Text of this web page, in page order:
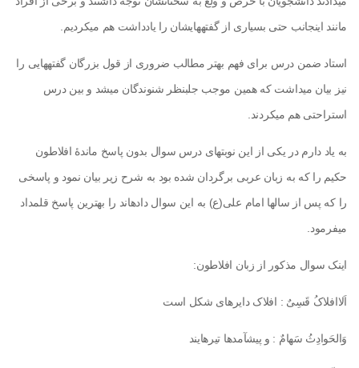
مانند اینجانب حتی بسیاری از گفته­هایشان را یادداشت هم می­کردیم.
استاد ضمن درس برای فهم بهتر مطالب ضروری از قول بزرگان گفته­هایی را
نیز بیان می­داشت که همین موجب جلب­نظر شنوندگان می­شد و بین درس
استراحتی هم می­کردند.
به یاد دارم در یکی از این نوبت­های درس سوال بدون پاسخ ماندۀ افلاطون
حکیم را که به زبان عربی برگردان شده بود به شرح زیر بیان نمود و پاسخی
را که پس از سال­ها امام علی(ع) به این سوال داده­اند را بهترین پاسخ قلمداد
می­فرمود.
اینک سوال مذکور از زبان افلاطون:
اَلاافلاکُ قَسِیٌ : افلاک دایره­ای شکل­ است
وَالحَوادِثُ سَهامٌ : و پیش­آمدها تیرهایند